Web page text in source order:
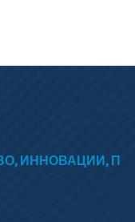
ИННОВАЦИИ, П